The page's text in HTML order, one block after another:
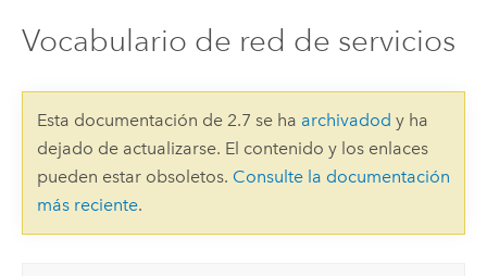
Vocabulario de red de servicios
Esta documentación de 2.7 se ha archivadod y ha
dejado de actualizarse. El contenido y los enlaces
pueden estar obsoletos. Consulte la documentación
más reciente.